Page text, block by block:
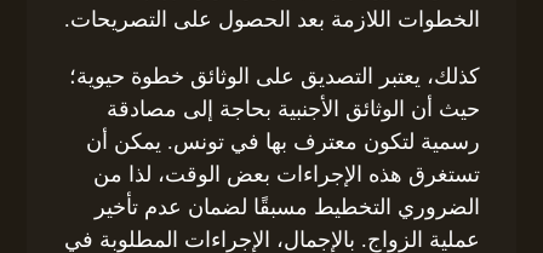
الخطوات اللازمة بعد الحصول على التصريحات.
كذلك، يعتبر التصديق على الوثائق خطوة حيوية؛
حيث أن الوثائق الأجنبية بحاجة إلى مصادقة
رسمية لتكون معترف بها في تونس. يمكن أن
تستغرق هذه الإجراءات بعض الوقت، لذا من
الضروري التخطيط مسبقًا لضمان عدم تأخير
عملية الزواج. بالإجمال، الإجراءات المطلوبة في